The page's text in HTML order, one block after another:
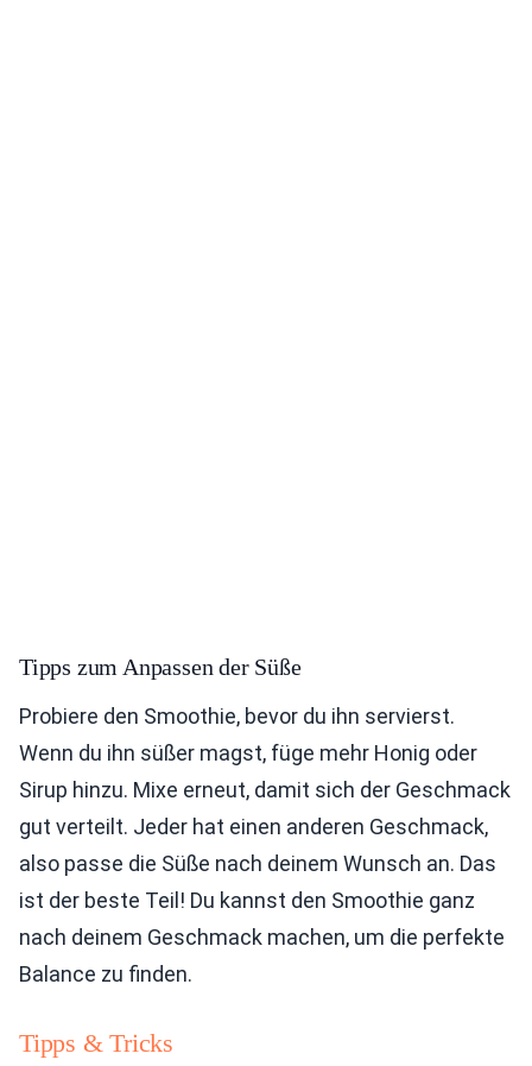
Tipps zum Anpassen der Süße
Probiere den Smoothie, bevor du ihn servierst.
Wenn du ihn süßer magst, füge mehr Honig oder
Sirup hinzu. Mixe erneut, damit sich der Geschmack
gut verteilt. Jeder hat einen anderen Geschmack,
also passe die Süße nach deinem Wunsch an. Das
ist der beste Teil! Du kannst den Smoothie ganz
nach deinem Geschmack machen, um die perfekte
Balance zu finden.
Tipps & Tricks